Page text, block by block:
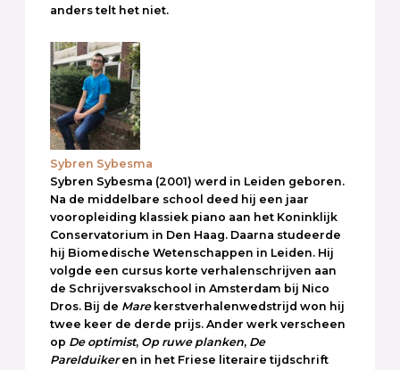
anders telt het niet.
Sybren Sybesma
Sybren Sybesma (2001) werd in Leiden geboren.
Na de middelbare school deed hij een jaar
vooropleiding klassiek piano aan het Koninklijk
Conservatorium in Den Haag. Daarna studeerde
hij Biomedische Wetenschappen in Leiden. Hij
volgde een cursus korte verhalenschrijven aan
de Schrijversvakschool in Amsterdam bij Nico
Dros. Bij de Marekerstverhalenwedstrijd won hij
twee keer de derde prijs. Ander werk verscheen
op De optimist, Op ruwe planken, De
Parelduikeren in het Friese literaire tijdschrift